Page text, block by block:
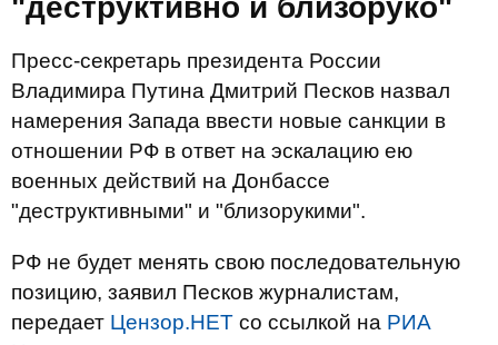
"деструктивно и близоруко"
Пресс-секретарь президента России
Владимира Путина Дмитрий Песков назвал
намерения Запада ввести новые санкции в
отношении РФ в ответ на эскалацию ею
военных действий на Донбассе
"деструктивными" и "близорукими".
РФ не будет менять свою последовательную
позицию, заявил Песков журналистам,
передает Цензор.НЕТ со ссылкой на РИА